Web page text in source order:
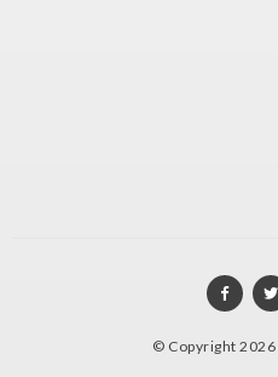
© Copyright 2026